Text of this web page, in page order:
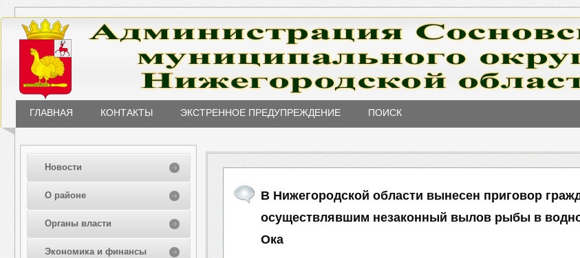
ГЛАВНАЯ КОНТАКТЫ ЭКСТРЕННОЕ ПРЕДУПРЕЖДЕНИЕ ПОИСК
Новости
О районе
Органы власти
Экономика и финансы
В Нижегородской области вынесен приговор
осуществлявшим незаконный вылов рыбы в
Ока